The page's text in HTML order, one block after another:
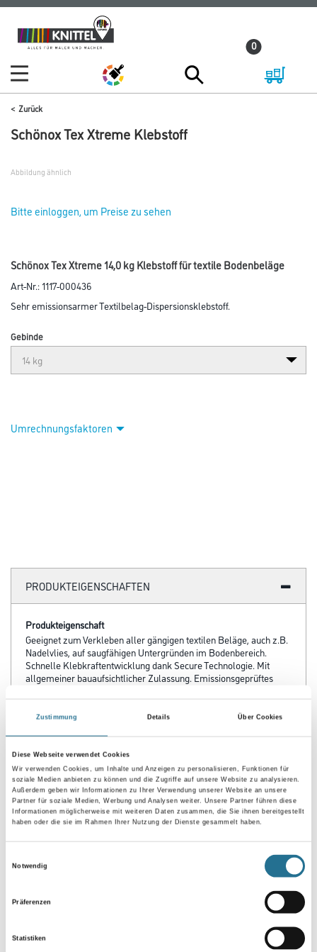
Zustimmung Details Über Cookies
Diese Webseite verwendet Cookies
Wir verwenden Cookies, um Inhalte und Anzeigen zu personalisieren, Funktionen für
soziale Medien anbieten zu können und die Zugriffe auf unsere Website zu analysieren.
Außerdem geben wir Informationen zu Ihrer Verwendung unserer Website an unsere
Partner für soziale Medien, Werbung und Analysen weiter. Unsere Partner führen diese
Informationen möglicherweise mit weiteren Daten zusammen, die Sie ihnen bereitgestellt
haben oder die sie im Rahmen Ihrer Nutzung der Dienste gesammelt haben.
Notwendig
Präferenzen
Statistiken
Zum
Inhalt
Zum
Navigationsmenü
0
Zurück
Schönox Tex Xtreme Klebstoff
Abbildung ähnlich
Bitte einloggen, um Preise zu sehen
Schönox Tex Xtreme 14,0 kg Klebstoff für textile Bodenbeläge
Art-Nr.:1117-000436
Sehr emissionsarmer Textilbelag-Dispersionsklebstoff.
Gebinde
Umrechnungsfaktoren
PRODUKTEIGENSCHAFTEN
Produkteigenschaft
Geeignet zum Verkleben aller gängigen textilen Beläge, auch z.B.
Nadelvlies, auf saugfähigen Untergründen im Bodenbereich.
Schnelle Klebkraftentwicklung dank Secure Technologie. Mit
allgemeiner bauaufsichtlicher Zulassung. Emissionsgeprüftes
Verbrauch
Ca. 350-400 g/m²
ZUSATZINFOS